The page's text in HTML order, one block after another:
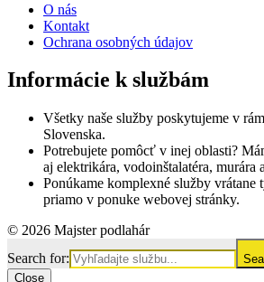
O nás
Kontakt
Ochrana osobných údajov
Informácie k službám
Všetky naše služby poskytujeme v
Slovenska.
Potrebujete pomôcť v inej oblasti?
aj elektrikára, vodoinštalatéra, murára
Ponúkame komplexné služby vrátane
priamo v ponuke webovej stránky.
© 2026 Majster podlahár
Search for:
Close